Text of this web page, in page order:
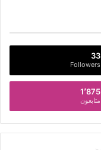
33
Followers
1٬875
متابعون